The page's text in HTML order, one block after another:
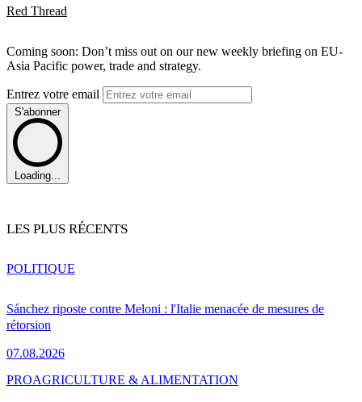
Red Thread
Coming soon: Don’t miss out on our new weekly briefing on EU-
Asia Pacific power, trade and strategy.
Entrez votre email
S'abonner
Loading...
LES PLUS RÉCENTS
Sánchez riposte contre Meloni : l'Italie menacée de mesures de
rétorsion
07.08.2026
POLITIQUE
PROAGRICULTURE & ALIMENTATION